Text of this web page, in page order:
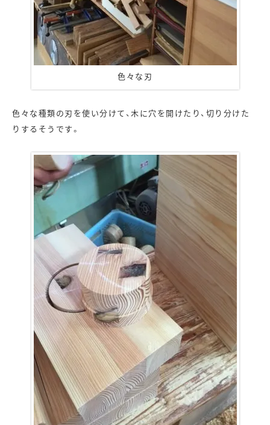
色々な刃
色々な種類の刃を使い分けて、木に穴を開けたり、切り分けた
りするそうです。